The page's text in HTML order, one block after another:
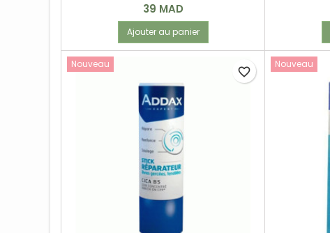
Prix
39 MAD
Ajouter au panier
Nouveau
favorite_border
Nouveau